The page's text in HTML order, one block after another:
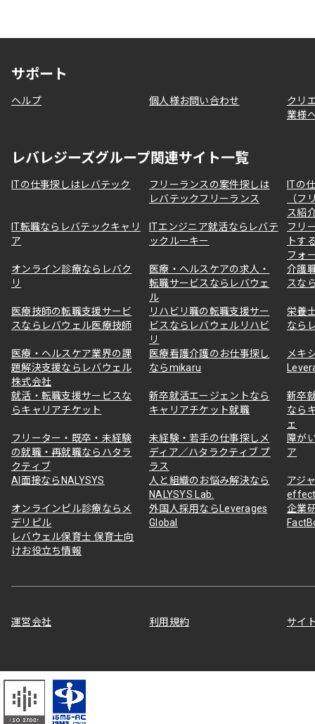
サポート
ヘルプ 個人様お問い合わせ
クリ
業様
レバレジーズグループ関連サイト一覧
ITの仕事探しはレバテック
フリーランスの案件探しは
レバテックフリーランス
ITの
（フ
ス紹
IT転職ならレバテックキャリ
ア
ITエンジニア就活ならレバテ
ックルーキー
フリ
トす
フォ
オンライン診療ならレバク
リ
医療・ヘルスケアの求人・
転職サービスならレバウェ
ル
介護
スな
医療技師の転職支援サービ
スならレバウェル医療技師
リハビリ職の転職支援サー
ビスならレバウェルリハビ
リ
栄養
なら
医療・ヘルスケア業界の課
題解決支援ならレバウェル
株式会社
医療看護介護のお仕事探し
ならmikaru
メキ
就活・転職支援サービスな
らキャリアチケット
新卒就活エージェントなら
キャリアチケット就職
新卒
なら
ェ
フリーター・既卒・未経験
の就職・再就職ならハタラ
クティブ
未経験・若手の仕事探しメ
ディア／ハタラクティブ プ
ラス
障が
ア
AI面接ならNALYSYS
人と組織のお悩み解決なら
NALYSYS Lab.
アジ
オンラインピル診療ならメ
デリピル
外国人採用ならLeverages
Global
企業
レバウェル保育士 保育士向
けお役立ち情報
運営会社 利用規約 サイ